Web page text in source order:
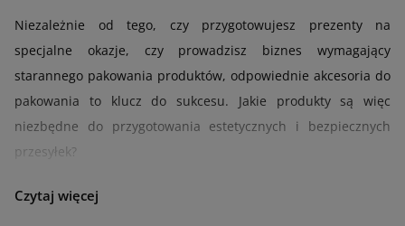
Niezależnie od tego, czy przygotowujesz prezenty na
specjalne okazje, czy prowadzisz biznes wymagający
starannego pakowania produktów, odpowiednie akcesoria do
pakowania to klucz do sukcesu. Jakie produkty są więc
niezbędne do przygotowania estetycznych i bezpiecznych
przesyłek?
Dyspenser do taśmy klejącej